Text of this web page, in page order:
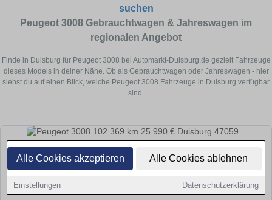
Alle Cookies akzeptieren Alle Cookies ablehnen
Einstellungen Datenschutzerklärung
suchen
Peugeot 3008 Gebrauchtwagen & Jahreswagen im
regionalen Angebot
Finde in Duisburg für Peugeot 3008 bei Automarkt-Duisburg.de gezielt Fahrzeuge
dieses Models in deiner Nähe. Ob als Gebrauchtwagen oder Jahreswagen - hier
siehst du auf einen Blick, welche Peugeot 3008 Fahrzeuge in Duisburg verfügbar
sind.